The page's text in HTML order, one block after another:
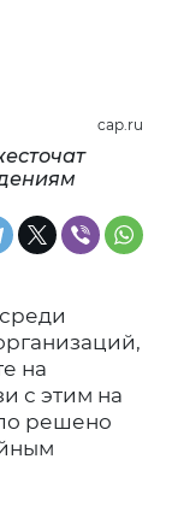
cap.ru
на
с этим на
решено